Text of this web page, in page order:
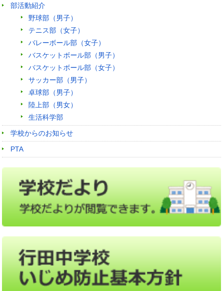
部活動紹介
野球部（男子）
テニス部（女子）
バレーボール部（女子）
バスケットボール部（男子）
バスケットボール部（女子）
サッカー部（男子）
卓球部（男子）
陸上部（男女）
生活科学部
学校からのお知らせ
PTA